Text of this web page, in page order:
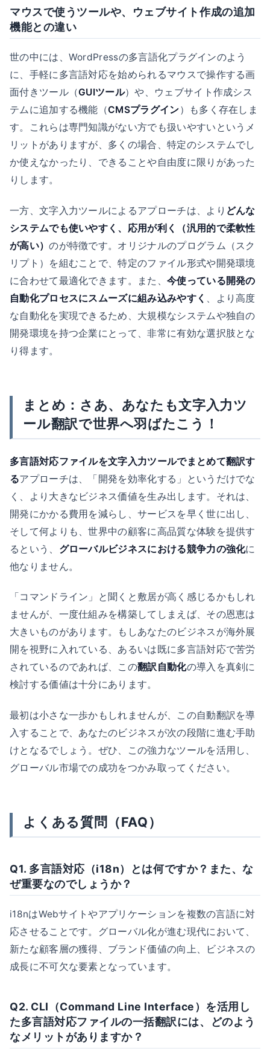
マウスで使うツールや、ウェブサイト作成の追加
機能との違い
世の中には、WordPressの多言語化プラグインのよう
に、手軽に多言語対応を始められるマウスで操作する画
面付きツール（GUIツール）や、ウェブサイト作成シス
テムに追加する機能（CMSプラグイン）も多く存在しま
す。これらは専門知識がない方でも扱いやすいというメ
リットがありますが、多くの場合、特定のシステムでし
か使えなかったり、できることや自由度に限りがあった
りします。
一方、文字入力ツールによるアプローチは、より どんな
システムでも使いやすく、応用が利く（汎用的で柔軟性
が高い）のが特徴です。オリジナルのプログラム（スク
リプト）を組むことで、特定のファイル形式や開発環境
に合わせて最適化できます。また、 今使っている開発の
自動化プロセスにスムーズに組み込みやすく
、より高度
な自動化を実現できるため、大規模なシステムや独自の
開発環境を持つ企業にとって、非常に有効な選択肢とな
り得ます。
まとめ：さあ、あなたも文字入力ツ
ール翻訳で世界へ羽ばたこう！
多言語対応ファイルを文字入力ツールでまとめて翻訳す
るアプローチは、「開発を効率化する」というだけでな
く、より大きなビジネス価値を生み出します。それは、
開発にかかる費用を減らし、サービスを早く世に出し、
そして何よりも、世界中の顧客に高品質な体験を提供す
るという、 グローバルビジネスにおける競争力の強化に
他なりません。
「コマンドライン」と聞くと敷居が高く感じるかもしれ
ませんが、一度仕組みを構築してしまえば、その恩恵は
大きいものがあります。もしあなたのビジネスが海外展
開を視野に入れている、あるいは既に多言語対応で苦労
されているのであれば、この翻訳自動化の導入を真剣に
検討する価値は十分にあります。
最初は小さな一歩かもしれませんが、この自動翻訳を導
入することで、あなたのビジネスが次の段階に進む手助
けとなるでしょう。ぜひ、この強力なツールを活用し、
グローバル市場での成功をつかみ取ってください。
よくある質問（FAQ）
Q1. 多言語対応（i18n）とは何ですか？また、な
ぜ重要なのでしょうか？
i18nはWebサイトやアプリケーションを複数の言語に対
応させることです。グローバル化が進む現代において、
新たな顧客層の獲得、ブランド価値の向上、ビジネスの
成長に不可欠な要素となっています。
Q2. CLI（Command Line Interface）を活用し
た多言語対応ファイルの一括翻訳には、どのよう
なメリットがありますか？